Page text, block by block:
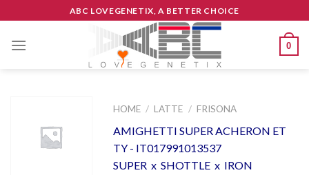
to
content
ABC LOVEGENETIX, A BETTER CHOICE
0
HOME / LATTE / FRISONA
AMIGHETTI SUPER ACHERON ET
TY - IT017991013537
SUPER x SHOTTLE x IRON